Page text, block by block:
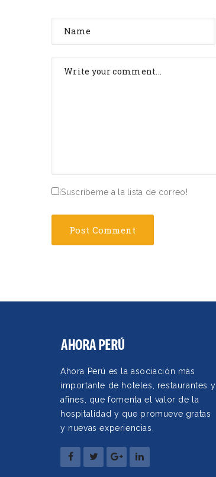
¡Suscríbeme a la lista de correo!
Ahora Perú es la asociación más
importante de hoteles, restaurantes y
afines, que fomenta el valor de la
hospitalidad y que promueve gratas
y nuevas experiencias.